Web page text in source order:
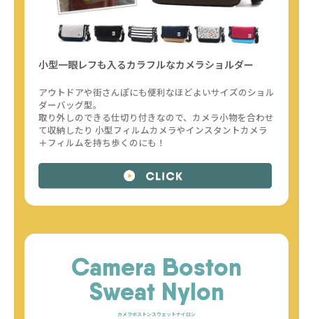
小型一眼レフも入るカラフルなカメラショルダー
アウトドアや街さんぽにも便利なほどよいサイズのショル
ダーバッグ型。
取り外しのできる仕切り付きなので、カメラ小物を合わせ
て収納したり 小型フィルムカメラやインスタントカメラ
＋フィルムを持ち歩くのにも！
Camera Boston
Sweat Nylon
カメラボストンスウェットナイロン